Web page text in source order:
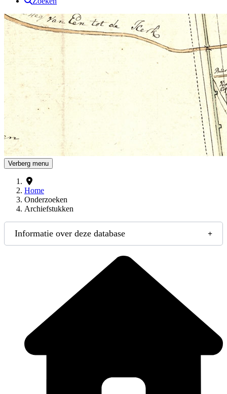
Drents Archief
Verberg menu
Home
Onderzoeken
Archiefstukken
Informatie over deze database